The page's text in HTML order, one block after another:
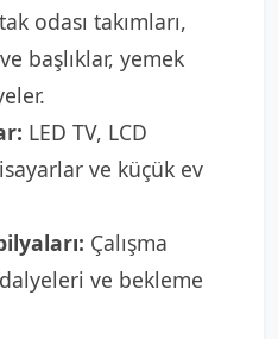
odası takımları,
başlıklar, yemek
LED TV, LCD
ve küçük ev
Çalışma
ve bekleme